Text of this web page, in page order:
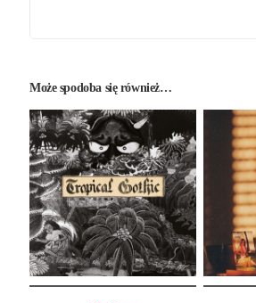
Może spodoba się również…